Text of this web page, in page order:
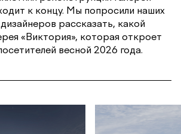
к концу. Мы попросили наших
рассказать, какой
«Виктория», которая откроет
весной 2026 года.